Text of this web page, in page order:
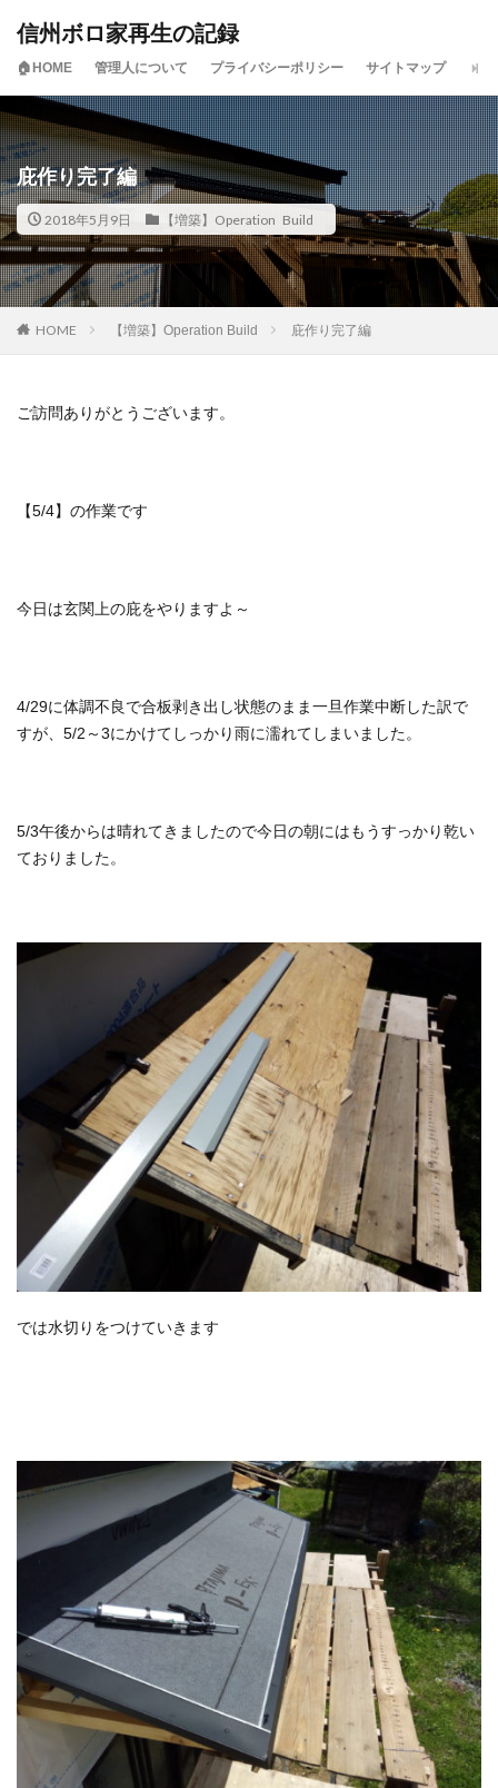
信州ボロ家再生の記録
🏠HOME 管理人について プライバシーポリシー サイトマップ
庇作り完了編
2018年5月9日 【増築】Operation Build
HOME 【増築】Operation Build 庇作り完了編
ご訪問ありがとうございます。
【5/4】の作業です
今日は玄関上の庇をやりますよ～
4/29に体調不良で合板剥き出し状態のまま一旦作業中断した訳で
すが、5/2～3にかけてしっかり雨に濡れてしまいました。
5/3午後からは晴れてきましたので今日の朝にはもうすっかり乾い
ておりました。
では水切りをつけていきます